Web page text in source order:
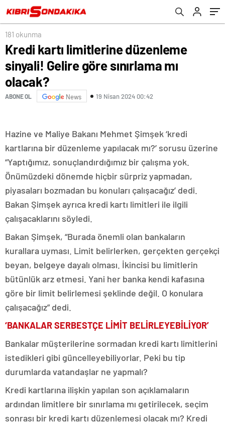
181 okunma
Kredi kartı limitlerine düzenleme
sinyali! Gelire göre sınırlama mı
olacak?
ABONE OL News 19 Nisan 2024 00:42
Hazine ve Maliye Bakanı Mehmet Şimşek ‘kredi
kartlarına bir düzenleme yapılacak mı?’ sorusu üzerine
“Yaptığımız, sonuçlandırdığımız bir çalışma yok.
Önümüzdeki dönemde hiçbir sürpriz yapmadan,
piyasaları bozmadan bu konuları çalışacağız’ dedi.
Bakan Şimşek ayrıca kredi kartı limitleri ile ilgili
çalışacaklarını söyledi.
Bakan Şimşek, “Burada önemli olan bankaların
kurallara uyması. Limit belirlerken, gerçekten gerçekçi
beyan, belgeye dayalı olması. İkincisi bu limitlerin
bütünlük arz etmesi. Yani her banka kendi kafasına
göre bir limit belirlemesi şeklinde değil. O konulara
çalışacağız” dedi.
‘BANKALAR SERBESTÇE LİMİT BELİRLEYEBİLİYOR’
Bankalar müşterilerine sormadan kredi kartı limitlerini
istedikleri gibi güncelleyebiliyorlar. Peki bu tip
durumlarda vatandaşlar ne yapmalı?
Kredi kartlarına ilişkin yapılan son açıklamaların
ardından limitlere bir sınırlama mı getirilecek, seçim
sonrası bir kredi kartı düzenlemesi olacak mı? Kredi